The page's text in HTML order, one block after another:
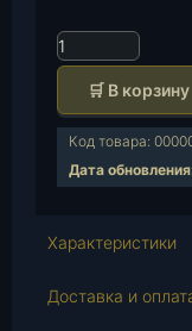
К
о
и
т
о
🛒 В корзину
Код товара:
Дата
Характеристики
Доставка и